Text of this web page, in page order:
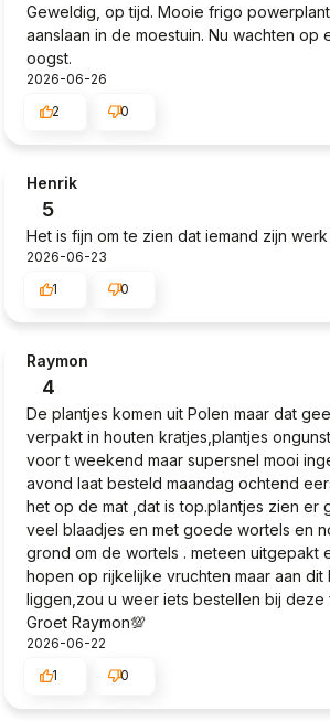
Geweldig, op tijd. Mooie frigo
aanslaan in de moestuin. Nu wachten op
oogst.
2026-06-26
2
0
Henrik
5
Het is fijn om te zien dat iemand zijn
2026-06-23
1
0
Raymon
4
De plantjes komen uit Polen maar dat
verpakt in houten kratjes,plantjes
voor t weekend maar supersnel mooi
avond laat besteld maandag ochtend
het op de mat ,dat is top.plantjes zien er
veel blaadjes en met goede wortels en
grond om de wortels . meteen uitgepakt
hopen op rijkelijke vruchten maar aan
liggen,zou u weer iets bestellen bij deze
Groet Raymon💯
2026-06-22
1
0